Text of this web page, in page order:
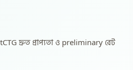
দ্রুত প্রাপ্যতা ও preliminary রেট